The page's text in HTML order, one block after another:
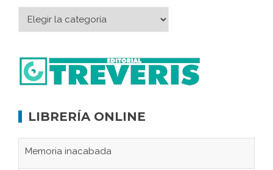
LIBRERÍA ONLINE
Memoria inacabada